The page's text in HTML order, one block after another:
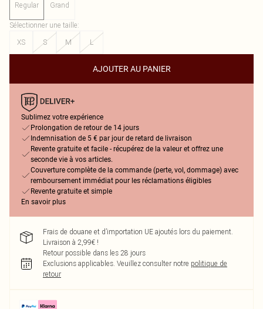
Regular Grand
Sélectionner une taille:
XS
S M L
AJOUTER AU PANIER
Sublimez votre expérience
Prolongation de retour de 14 jours
Indemnisation de 5 € par jour de retard de livraison
Revente gratuite et facile - récupérez de la valeur et offrez une
seconde vie à vos articles.
Couverture complète de la commande (perte, vol, dommage) avec
remboursement immédiat pour les réclamations éligibles
Revente gratuite et simple
En savoir plus
Frais de douane et d’importation UE ajoutés lors du paiement.
Livraison à 2,99€ !
Retour possible dans les 28 jours
Exclusions applicables. Veuillez consulter notre politique de
retour